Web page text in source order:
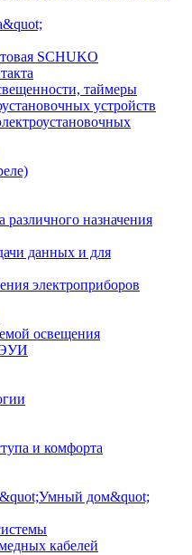
SCHUKO
таймеры
устройств
различного назначения
данных и для
электроприборов
освещения
ЭУИ
и комфорта
дом&quot;
кабелей